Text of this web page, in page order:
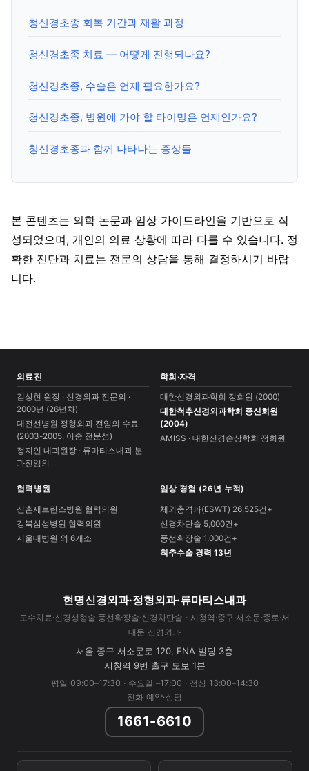
청신경초종 회복 기간과 재활 과정
청신경초종 치료 — 어떻게 진행되나요?
청신경초종, 수술은 언제 필요한가요?
청신경초종, 병원에 가야 할 타이밍은 언제인가요?
청신경초종과 함께 나타나는 증상들
본 콘텐츠는 의학 논문과 임상 가이드라인을 기반으로 작
성되었으며, 개인의 의료 상황에 따라 다를 수 있습니다. 정
확한 진단과 치료는 전문의 상담을 통해 결정하시기 바랍
니다.
의료진
김상현 원장 · 신경외과 전문의 ·
2000년 (26년차)
대전선병원 정형외과 전임의 수료
(2003-2005, 이중 전문성)
정지인 내과원장 · 류마티스내과 분
과전임의
학회·자격
대한신경외과학회 정회원 (2000)
대한척추신경외과학회 종신회원
(2004)
AMISS · 대한신경손상학회 정회원
협력병원
신촌세브란스병원 협력의원
강북삼성병원 협력의원
서울대병원 외 6개소
임상 경험 (26년 누적)
체외충격파(ESWT) 26,525건+
신경차단술 5,000건+
풍선확장술 1,000건+
척추수술 경력 13년
현명신경외과·정형외과·류마티스내과
도수치료·신경성형술·풍선확장술·신경차단술 · 시청역·중구·서소문·종로·서
대문 신경외과
서울 중구 서소문로 120, ENA 빌딩 3층
시청역 9번 출구 도보 1분
평일 09:00–17:30 · 수요일 –17:00 · 점심 13:00–14:30
전화 예약·상담
1661-6610